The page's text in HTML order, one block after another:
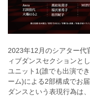
2023年12月のシアター代
ィブダンスセクションと
ユニット1(誰でも出演で
ーム)による2部構成でお届
ダンスという表現行為は